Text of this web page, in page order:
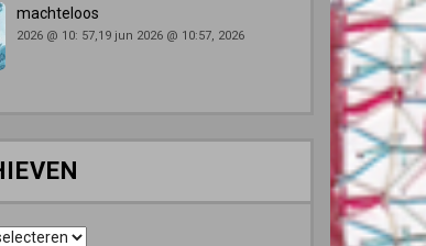
machteloos
2026 @ 10: 57,19 jun 2026 @ 10:57, 2026